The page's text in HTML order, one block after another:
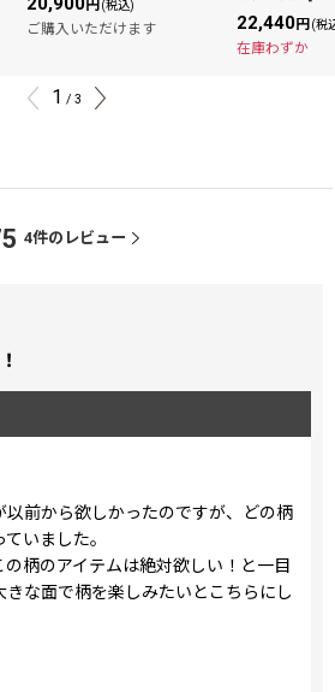
円 (税込)
ご購入いただけます 22,440円(税
在庫わずか
1 / 3
4件のレビュー
以前から欲しかったのですが、どの柄
いました。
柄のアイテムは絶対欲しい！と一目
な面で柄を楽しみたいとこちらにし
くすんでいてちょっと渋め、大人可愛
に入りました！